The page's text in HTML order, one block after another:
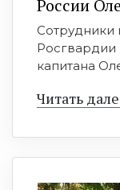
России
Росгвардии
капитана
Читать